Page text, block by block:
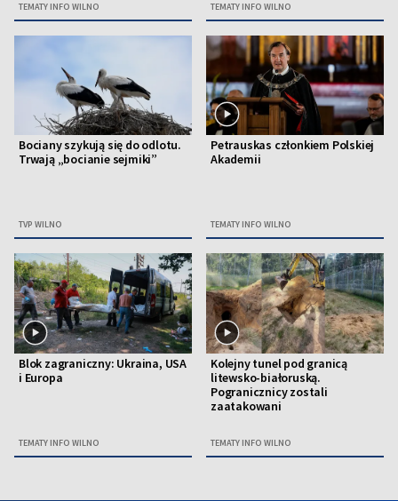
TEMATY INFO WILNO TEMATY INFO WILNO
Bociany szykują się do odlotu.
Trwają „bocianie sejmiki”
TVP WILNO
Petrauskas członkiem Polskiej
Akademii
TEMATY INFO WILNO
Blok zagraniczny: Ukraina, USA
i Europa
TEMATY INFO WILNO
Kolejny tunel pod granicą
litewsko-białoruską.
Pogranicznicy zostali
zaatakowani
TEMATY INFO WILNO